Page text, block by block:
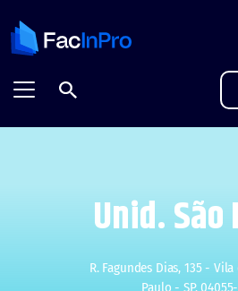
FacInPro -
Unid. São
R. Fagundes Dias, 135 - Vila
Paulo - SP,